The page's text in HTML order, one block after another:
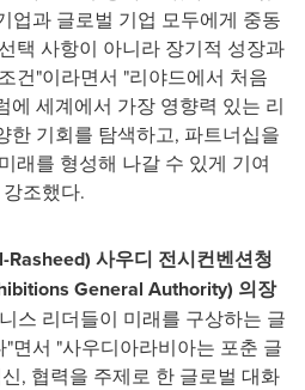
업과 글로벌 기업 모두에게 중동
선택 사항이 아니라 장기적 성장과
건"이라면서 "리야드에서 처음
에 세계에서 가장 영향력 있는 리
한 기회를 탐색하고, 파트너십을
미래를 형성해 나갈 수 있게 기여
강조했다.
Rasheed) 사우디 전시컨벤션청
General Authority) 의장
스 리더들이 미래를 구상하는 글
"면서 "사우디아라비아는 포춘 글
, 협력을 주제로 한 글로벌 대화